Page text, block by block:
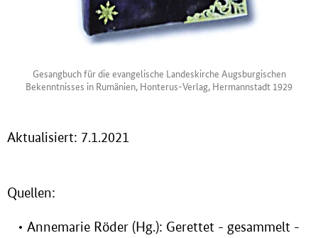
Gesangbuch für die evangelische Landeskirche Augsburgischen
Bekenntnisses in Rumänien, Honterus-Verlag, Hermannstadt 1929
Aktualisiert: 7.1.2021
Quellen:
Annemarie Röder (Hg.): Gerettet - gesammelt -